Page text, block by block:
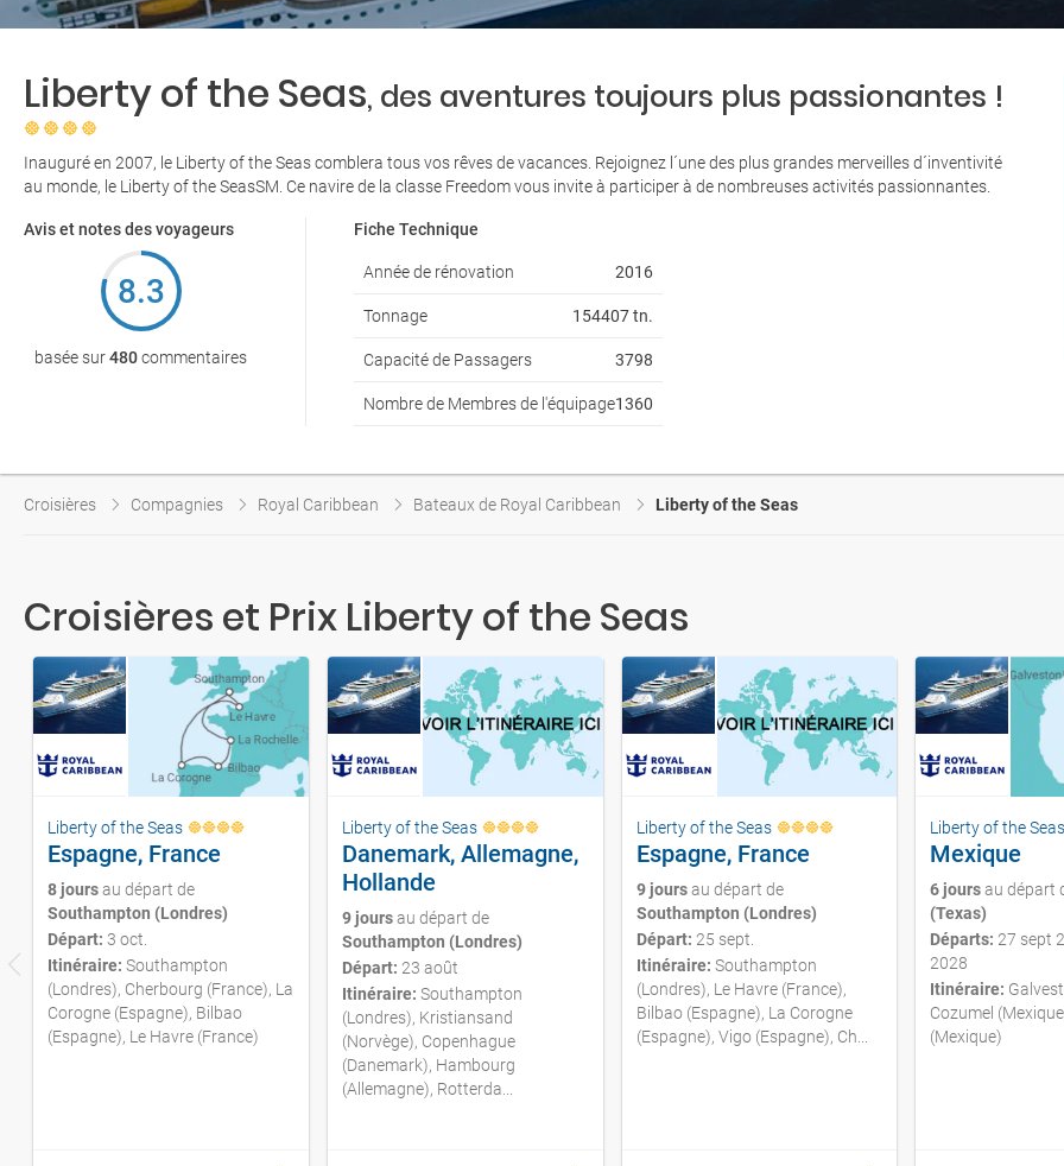
Liberty of the Seas, des aventures toujours plus passionantes !
Inauguré en 2007, le Liberty of the Seas comblera tous vos rêves de vacances. Rejoignez l´une des plus grandes merveilles d´inventivité
au monde, le Liberty of the SeasSM. Ce navire de la classe Freedom vous invite à participer à de nombreuses activités passionnantes.
Avis et notes des voyageurs
8.3
basée sur480commentaires
Fiche Technique
Année de rénovation 2016
Tonnage 154407 tn.
Capacité de Passagers 3798
Nombre de Membres de l'équipage1360
Croisières Compagnies Royal Caribbean Bateaux de Royal Caribbean Liberty of the Seas
Croisières et Prix Liberty of the Seas
Liberty of the Seas
Espagne, France
8 joursau départ de
Southampton (Londres)
Départ: 3 oct.
Itinéraire: Southampton
(Londres), Cherbourg (France), La
Corogne (Espagne), Bilbao
(Espagne), Le Havre (France)
Liberty of the Seas
Danemark, Allemagne,
Hollande
9 joursau départ de
Southampton (Londres)
Départ: 23 août
Itinéraire: Southampton
(Londres), Kristiansand
(Norvège), Copenhague
(Danemark), Hambourg
(Allemagne), Rotterda...
Liberty of the Seas
Espagne, France
9 joursau départ de
Southampton (Londres)
Départ: 25 sept.
Itinéraire: Southampton
(Londres), Le Havre (France),
Bilbao (Espagne), La Corogne
(Espagne), Vigo (Espagne), Ch...
Liberty of the Seas
Mexique
6 joursau départ
(Texas)
Départs: 27 sept
2028
Itinéraire:
Cozumel
(Mexique)